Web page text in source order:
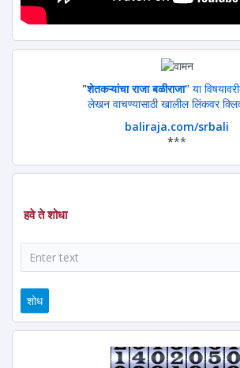
"शेतकऱ्यांचा राजा बळीराजा"या
लेखन वाचण्यासाठी खालील लिंकवर
baliraja.com/srbali
***
हवे ते शोधा
शोध